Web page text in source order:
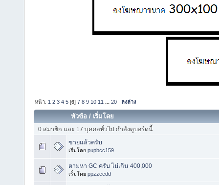
หน้า: 1 2 3 4 5 [6]7 8 9 10 11 ...20 ลงล่าง
หัวข้อ / เริ่มโดย
0 สมาชิก และ 17 บุคคลทั่วไป กำลังดูบอร์ดนี้
ขายแล้วครับ
เริ่มโดย pupbcc159
ตามหา GC ครับ ไม่เกิน 400,000
เริ่มโดย ppzzeedd